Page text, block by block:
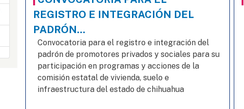
REGISTRO E INTEGRACIÓN DEL
PADRÓN...
Convocatoria para el registro e integración del
padrón de promotores privados y sociales para su
participación en programas y acciones de la
comisión estatal de vivienda, suelo e
infraestructura del estado de chihuahua